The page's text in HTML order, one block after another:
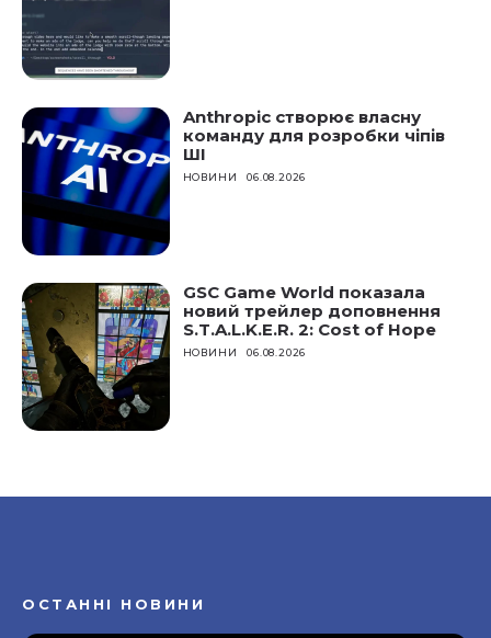
Anthropic створює власну
команду для розробки чіпів
ШІ
НОВИНИ 06.08.2026
GSC Game World показала
новий трейлер доповнення
S.T.A.L.K.E.R. 2: Cost of Hope
НОВИНИ 06.08.2026
ОСТАННІ НОВИНИ